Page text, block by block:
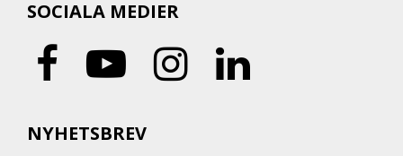
SOCIALA MEDIER
NYHETSBREV